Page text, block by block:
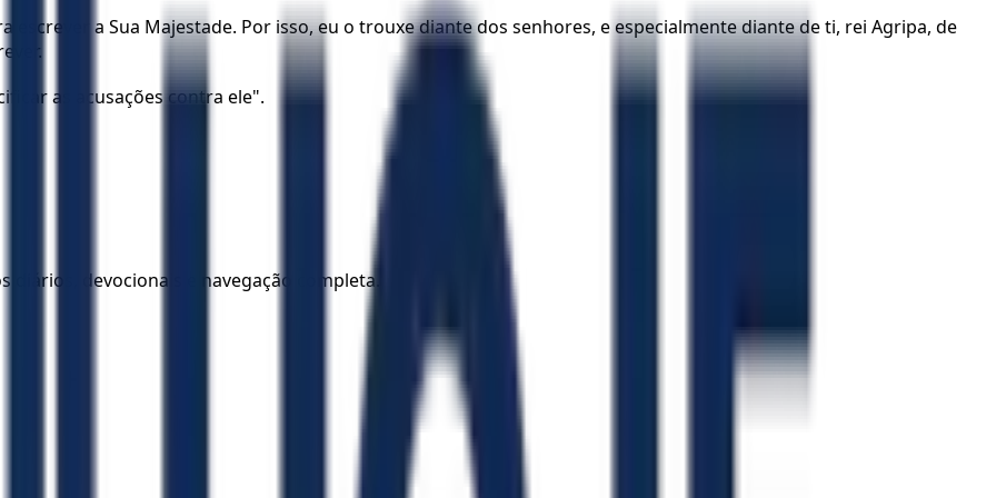
a Sua Majestade. Por isso, eu o trouxe diante dos senhores, e especialmente diante de ti, rei Agripa, de
as acusações contra ele".
diários, devocionais e navegação completa.